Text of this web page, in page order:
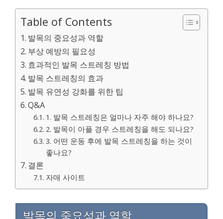
Table of Contents
발목의 중요성과 역할
부상 예방의 필요성
효과적인 발목 스트레칭 방법
발목 스트레칭의 효과
발목 유연성 강화를 위한 팁
Q&A
1. 발목 스트레칭은 얼마나 자주 해야 하나요?
2. 발목이 아플 경우 스트레칭을 해도 되나요?
3. 어떤 운동 후에 발목 스트레칭을 하는 것이
좋나요?
결론
자매 사이트
발목의 중요성과 역할